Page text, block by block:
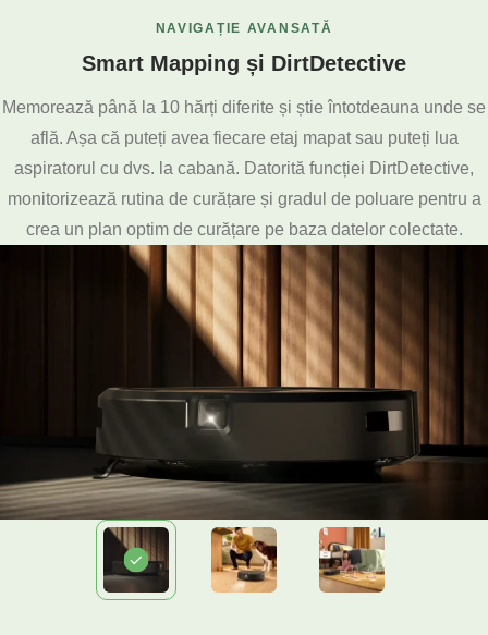
NAVIGAȚIE AVANSATĂ
Smart Mapping și DirtDetective
Memorează până la 10 hărți diferite și știe întotdeauna unde se
află. Așa că puteți avea fiecare etaj mapat sau puteți lua
aspiratorul cu dvs. la cabană. Datorită funcției DirtDetective,
monitorizează rutina de curățare și gradul de poluare pentru a
crea un plan optim de curățare pe baza datelor colectate.